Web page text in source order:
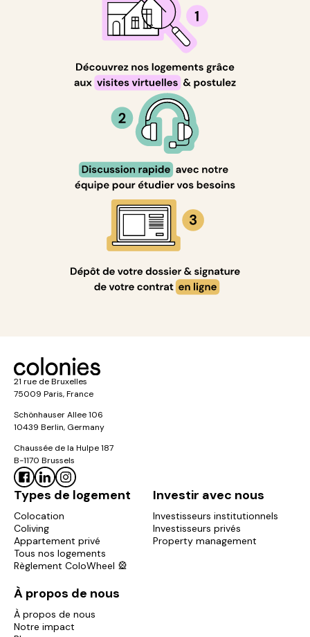
21 rue de Bruxelles
75009 Paris, France
Schönhauser Allee 106
10439 Berlin, Germany
Chaussée de la Hulpe 187
B-1170 Brussels
Types de logement
Colocation
Coliving
Appartement privé
Tous nos logements
Règlement ColoWheel 🎡
Investir avec nous
Investisseurs institutionnels
Investisseurs privés
Property management
À propos de nous
À propos de nous
Notre impact